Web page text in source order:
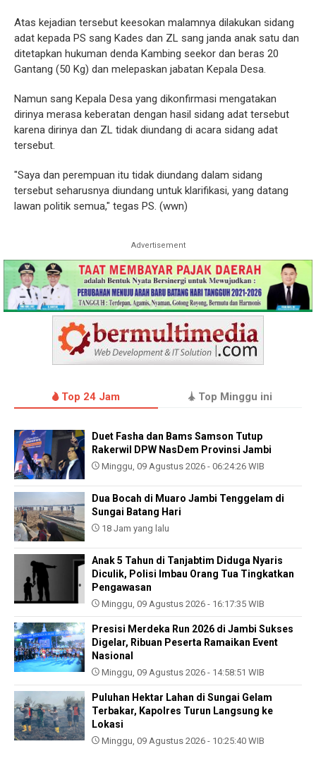
Atas kejadian tersebut keesokan malamnya dilakukan sidang
adat kepada PS sang Kades dan ZL sang janda anak satu dan
ditetapkan hukuman denda Kambing seekor dan beras 20
Gantang (50 Kg) dan melepaskan jabatan Kepala Desa.
Namun sang Kepala Desa yang dikonfirmasi mengatakan
dirinya merasa keberatan dengan hasil sidang adat tersebut
karena dirinya dan ZL tidak diundang di acara sidang adat
tersebut.
"Saya dan perempuan itu tidak diundang dalam sidang
tersebut seharusnya diundang untuk klarifikasi, yang datang
lawan politik semua," tegas PS. (wwn)
Advertisement
Top 24 Jam Top Minggu ini
Duet Fasha dan Bams Samson Tutup
Rakerwil DPW NasDem Provinsi Jambi
Minggu, 09 Agustus 2026 - 06:24:26 WIB
Dua Bocah di Muaro Jambi Tenggelam di
Sungai Batang Hari
18 Jam yang lalu
Anak 5 Tahun di Tanjabtim Diduga Nyaris
Diculik, Polisi Imbau Orang Tua Tingkatkan
Pengawasan
Minggu, 09 Agustus 2026 - 16:17:35 WIB
Presisi Merdeka Run 2026 di Jambi Sukses
Digelar, Ribuan Peserta Ramaikan Event
Nasional
Minggu, 09 Agustus 2026 - 14:58:51 WIB
Puluhan Hektar Lahan di Sungai Gelam
Terbakar, Kapolres Turun Langsung ke
Lokasi
Minggu, 09 Agustus 2026 - 10:25:40 WIB